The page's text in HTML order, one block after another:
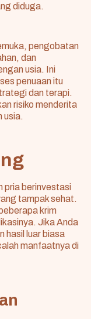
diduga.
pengobatan
dan
usia. Ini
penuaan itu
dan terapi.
risiko menderita
usia.
pria berinvestasi
tampak sehat.
krim
Jika Anda
hasil luar biasa
manfaatnya di